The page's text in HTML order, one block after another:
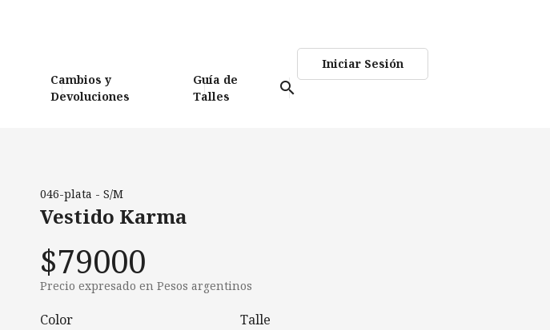
Cambios y
Devoluciones
Guía de
Talles
search
Iniciar Sesión
046-plata - S/M
Vestido Karma
$79000
Precio expresado en Pesos argentinos
Color Talle